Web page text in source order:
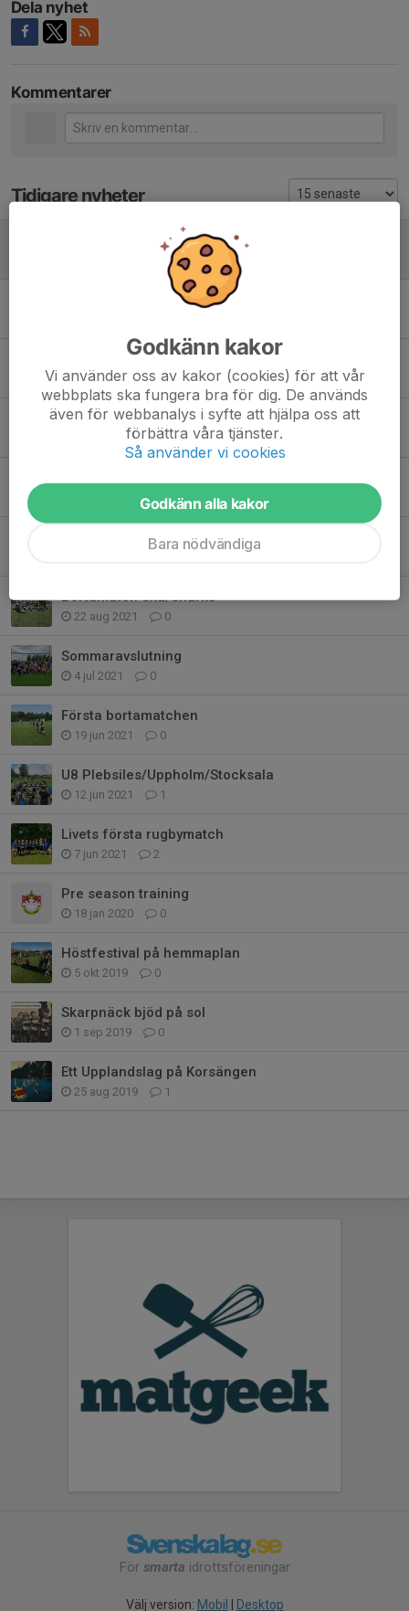
Dela nyhet
Kommentarer
Tidigare nyheter
Avslutning U6 och U8
0
Säsongens sista festival
U8 på USM 2021
19 sep 2021 0
Hemma hos Franska skolan
13 sep 2021 0
Minifestival i Uppsala
Bortamatch Skå/Sharks
22 aug 2021 0
Sommaravslutning
4 jul 2021 0
Första bortamatchen
19 jun 2021 0
U8 Plebsiles/Uppholm/Stocksala
12 jun 2021 1
Livets första rugbymatch
7 jun 2021 2
Pre season training
18 jan 2020 0
Höstfestival på hemmaplan
5 okt 2019 0
Skarpnäck bjöd på sol
1 sep 2019 0
Ett Upplandslag på Korsängen
25 aug 2019 1
För smarta idrottsföreningar
Välj version: Mobil Desktop
Godkänn kakor
Vi använder oss av kakor (cookies) för att vår
webbplats ska fungera bra för dig. De används
även för webbanalys i syfte att hjälpa oss att
förbättra våra tjänster.
Så använder vi cookies
Godkänn alla kakor
Bara nödvändiga